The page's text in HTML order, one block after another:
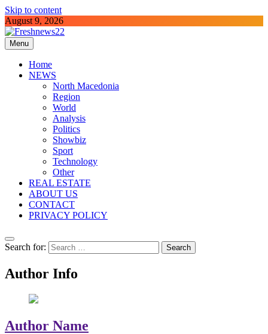
Skip to content
August 9, 2026
Freshnews22
Best News Website in North Macedonia
Menu
Home
NEWS
North Macedonia
Region
World
Analysis
Politics
Showbiz
Sport
Technology
Other
REAL ESTATE
ABOUT US
CONTACT
PRIVACY POLICY
Search for:
Author Info
Author Name